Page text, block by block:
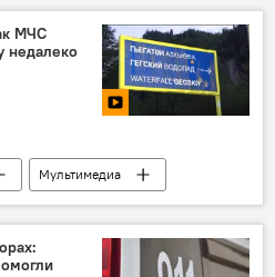
МЧС
недалеко
Мультимедиа